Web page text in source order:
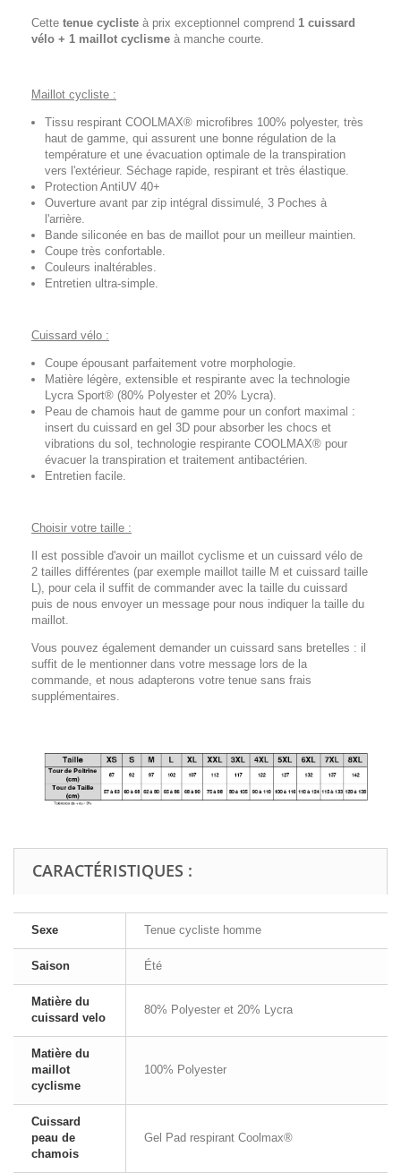
Cette tenue cycliste à prix exceptionnel comprend 1 cuissard
vélo + 1 maillot cyclisme à manche courte.
Maillot cycliste :
Tissu respirant COOLMAX® microfibres 100% polyester, très
haut de gamme, qui assurent une bonne régulation de la
température et une évacuation optimale de la transpiration
vers l'extérieur. Séchage rapide, respirant et très élastique.
Protection AntiUV 40+
Ouverture avant par zip intégral dissimulé, 3 Poches à
l'arrière.
Bande siliconée en bas de maillot pour un meilleur maintien.
Coupe très confortable.
Couleurs inaltérables.
Entretien ultra-simple.
Cuissard vélo :
Coupe épousant parfaitement votre morphologie.
Matière légère, extensible et respirante avec la technologie
Lycra Sport® (80% Polyester et 20% Lycra).
Peau de chamois haut de gamme pour un confort maximal :
insert du cuissard en gel 3D pour absorber les chocs et
vibrations du sol, technologie respirante COOLMAX® pour
évacuer la transpiration et traitement antibactérien.
Entretien facile.
Choisir votre taille :
Il est possible d'avoir un maillot cyclisme et un cuissard vélo de
2 tailles différentes (par exemple maillot taille M et cuissard taille
L), pour cela il suffit de commander avec la taille du cuissard
puis de nous envoyer un message pour nous indiquer la taille du
maillot.
Vous pouvez également demander un cuissard sans bretelles : il
suffit de le mentionner dans votre message lors de la
commande, et nous adapterons votre tenue sans frais
supplémentaires.
CARACTÉRISTIQUES :
Sexe Tenue cycliste homme
Saison Été
Matière du
cuissard velo
80% Polyester et 20% Lycra
Matière du
maillot
cyclisme
100% Polyester
Cuissard
peau de
chamois
Gel Pad respirant Coolmax®